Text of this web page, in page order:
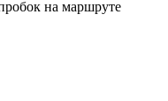
на маршруте